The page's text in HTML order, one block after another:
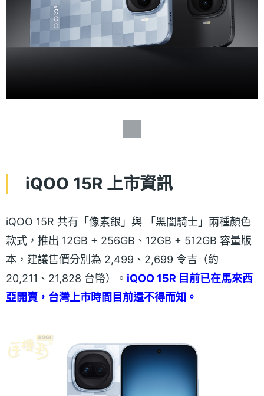
iQOO 15R 上市資訊
iQOO 15R 共有「像素銀」與 「黑闇騎士」兩種顏色
款式，推出 12GB + 256GB、12GB + 512GB 容量版
本，建議售價分別為 2,499、2,699 令吉（約
20,211、21,828 台幣）。 iQOO 15R 目前已在馬來西
亞開賣，台灣上市時間目前還不得而知。